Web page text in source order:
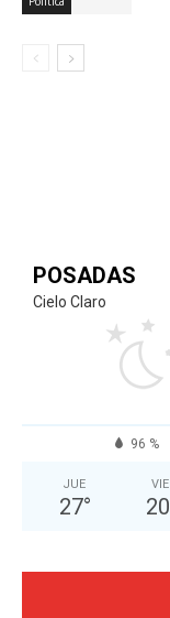
POSADAS
Cielo Claro
96 %
JUE
27°
VIE
20